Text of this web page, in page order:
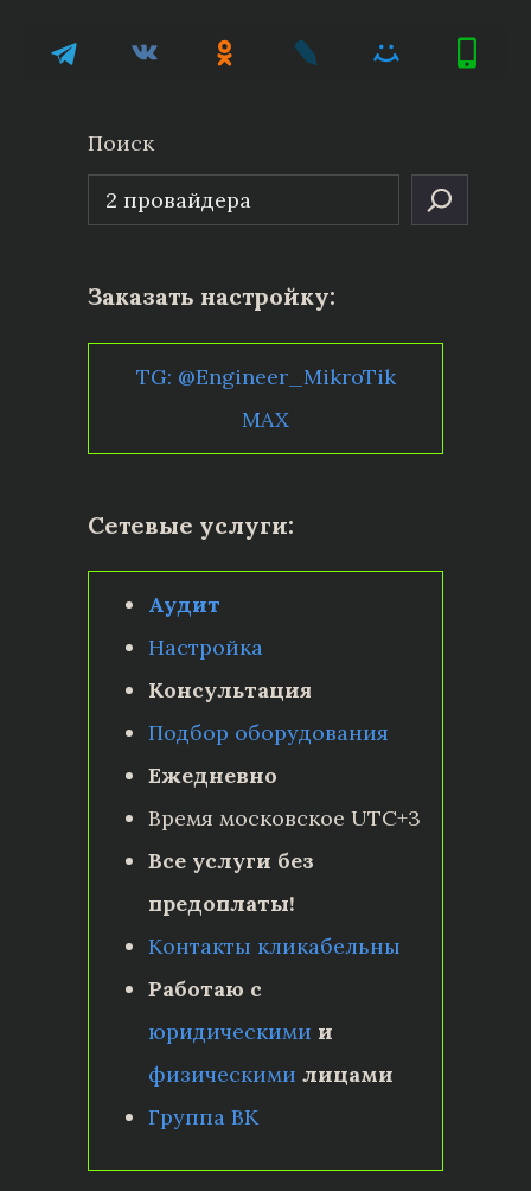
Поиск
Заказать настройку:
TG: @Engineer_MikroTik
MAX
Сетевые услуги:
Аудит
Настройка
Консультация
Подбор оборудования
Ежедневно
Время московское UTC+3
Все услуги без
предоплаты!
Контакты кликабельны
Работаю с
юридическими и
физическими лицами
Группа ВК